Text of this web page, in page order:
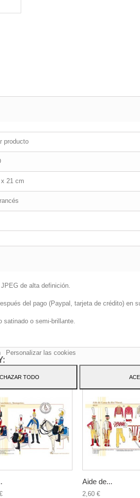
producto
21 cm
de alta definición.
del pago (Paypal, tarjeta de crédito)
satinado o semi-brillante.
Aide de...
2,60 €
cookies propias y de terceros para mejorar
relacionada con sus preferencias mediante
Personalizar las cookies
TODO